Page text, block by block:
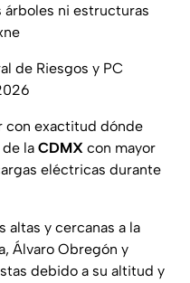
ni estructuras
de Riesgos y PC
con exactitud dónde
la CDMX con mayor
eléctricas durante
altas y cercanas a la
Álvaro Obregón y
debido a su altitud y